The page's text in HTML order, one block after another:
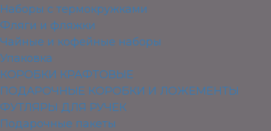
Наборы с термокружками
Фляги и фляжки
Чайные и кофейные наборы
Упаковка
КОРОБКИ КРАФТОВЫЕ
ПОДАРОЧНЫЕ КОРОБКИ И ЛОЖЕМЕНТЫ
ФУТЛЯРЫ ДЛЯ РУЧЕК
Подарочные пакеты